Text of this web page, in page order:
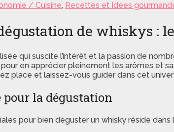
/ Cuisine, Recettes et Idées
de whiskys :
qui suscite l’intérêt et la passion de
en apprécier pleinement les arômes et
place et laissez-vous guider dans cet
pour la dégustation
pour bien déguster un whisky réside